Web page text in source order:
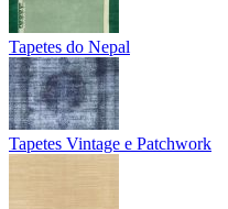
Tapetes do Nepal
Tapetes Vintage e Patchwork